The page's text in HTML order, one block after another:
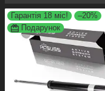
Гарантія 18 міс!
–20%
Подарунок